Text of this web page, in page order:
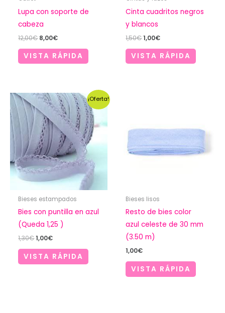
Lupa con soporte de
cabeza
12,00€ El
original
8,00€El
actual
VISTA RÁPIDA
Cinta cuadritos negros
y blancos
1,50€El
original
1,00€El
actual
VISTA RÁPIDA
¡Oferta!
Bieses estampados
Bies con puntilla en azul
(Queda 1,25 )
1,30€El
original
era:
1,00€El
actual
es:
VISTA RÁPIDA
Bieses lisos
Resto de bies color
azul celeste de 30 mm
(3.50 m)
1,00€
VISTA RÁPIDA